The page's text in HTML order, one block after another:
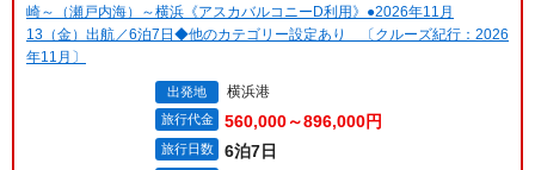
崎～（瀬戸内海）～横浜《アスカバルコニーD利用》●2026年11月
13（金）出航／6泊7日◆他のカテゴリー設定あり 〔クルーズ紀行：2026
年11月〕
出発地 横浜港
旅行代金 560,000～896,000円
旅行日数 6泊7日